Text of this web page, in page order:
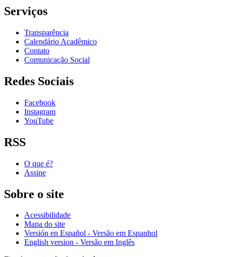
Serviços
Transparência
Calendário Acadêmico
Contato
Comunicação Social
Redes Sociais
Facebook
Instagram
YouTube
RSS
O que é?
Assine
Sobre o site
Acessibilidade
Mapa do site
Versión en Español - Versão em Espanhol
English version - Versão em Inglês